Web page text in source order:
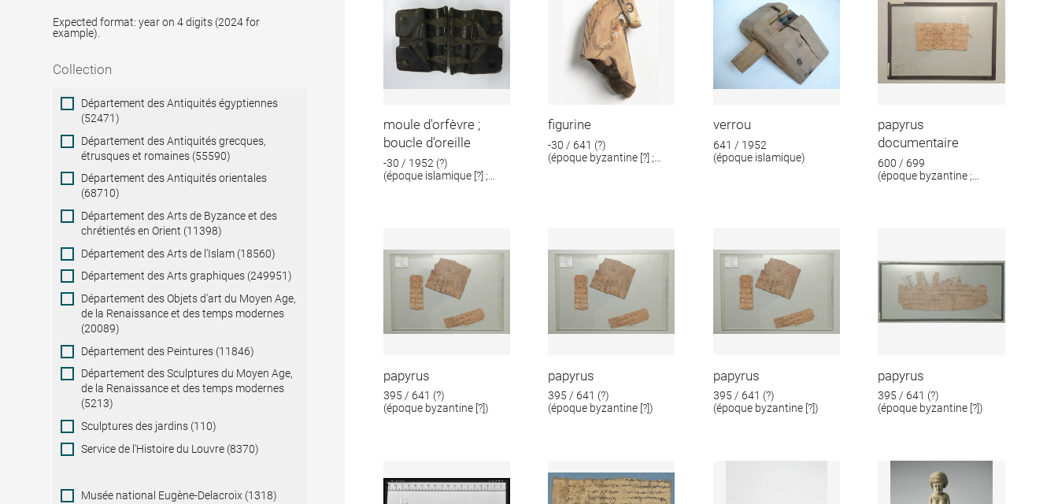
Expected format: year on 4 digits (2024 for
example).
Collection
Collection
Département des Antiquités égyptiennes
(52471)
Département des Antiquités grecques,
étrusques et romaines (55590)
Département des Antiquités orientales
(68710)
Département des Arts de Byzance et des
chrétientés en Orient (11398)
Département des Arts de l'Islam (18560)
Département des Arts graphiques (249951)
Département des Objets d'art du Moyen Age,
de la Renaissance et des temps modernes
(20089)
Département des Peintures (11846)
Département des Sculptures du Moyen Age,
de la Renaissance et des temps modernes
(5213)
Sculptures des jardins (110)
Service de l'Histoire du Louvre (8370)
Musée national Eugène-Delacroix (1318)
moule d'orfèvre ;
boucle d'oreille
-30 / 1952 (?)
(époque islamique [?] ;
figurine
-30 / 641 (?)
(époque byzantine [?] ;
verrou
641 / 1952
(époque islamique)
papyrus
documentaire
600 / 699
(époque byzantine ;
papyrus
395 / 641 (?)
(époque byzantine [?])
papyrus
395 / 641 (?)
(époque byzantine [?])
papyrus
395 / 641 (?)
(époque byzantine [?])
papyrus
395 / 641 (?)
(époque byzantine [?])